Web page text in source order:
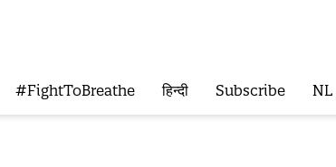
#FightToBreathe हिन्दी Subscribe NL